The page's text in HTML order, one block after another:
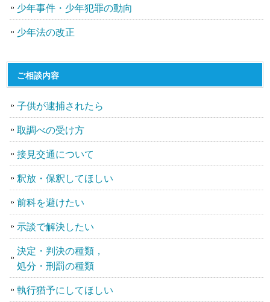
少年事件・少年犯罪の動向
少年法の改正
ご相談内容
子供が逮捕されたら
取調べの受け方
接見交通について
釈放・保釈してほしい
前科を避けたい
示談で解決したい
決定・判決の種類，
処分・刑罰の種類
執行猶予にしてほしい